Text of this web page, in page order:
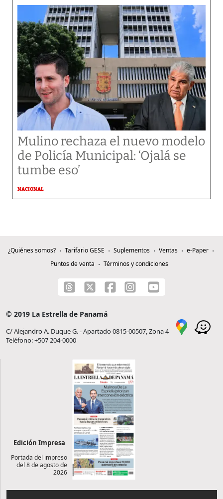
Mulino rechaza el nuevo modelo
de Policía Municipal: ‘Ojalá se
tumbe eso’
NACIONAL
¿Quiénes somos? Tarifario GESE Suplementos Ventas
e-Paper
Puntos de venta
Términos y condiciones
© 2019 La Estrella de Panamá
C/ Alejandro A. Duque G. - Apartado 0815-00507, Zona 4
Teléfono: +507 204-0000
Edición Impresa
Portada del impreso
del 8 de agosto de
2026